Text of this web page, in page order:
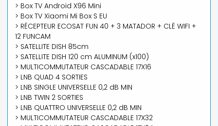
> Box TV Android X96 Mini
> Box TV Xiaomi Mi Box S EU
> RÉCEPTEUR ECOSAT FUN 40 + 3 MATADOR + CLÉ WIFI +
12 FUNCAM
> SATELLITE DISH 85cm
> SATELLITE DISH 120 cm ALUMINUM (x100)
> MULTICOMMUTATEUR CASCADABLE 17X16
> LNB QUAD 4 SORTIES
> LNB SINGLE UNIVERSELLE 0,2 dB MIN
> LNB TWIN 2 SORTIES
> LNB QUATTRO UNIVERSELLE 0,2 dB MIN
> MULTICOMMUTATEUR CASCADABLE 17X32